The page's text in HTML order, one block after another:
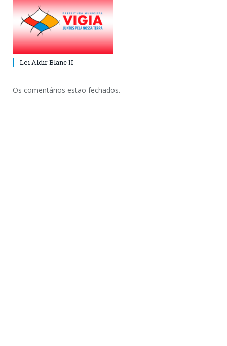
Lei Aldir Blanc II
Os comentários estão fechados.